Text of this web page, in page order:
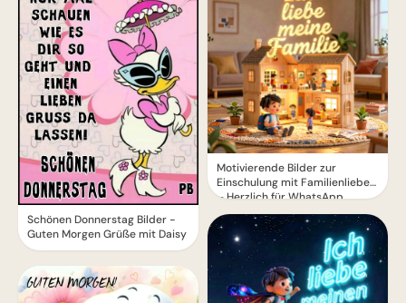
Schönen Donnerstag Bilder -
Guten Morgen Grüße mit Daisy
Motivierende Bilder zur
Einschulung mit Familienliebe
– Herzlich für WhatsApp